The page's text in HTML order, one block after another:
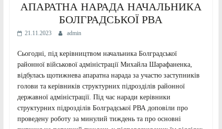
АПАРАТНА НАРАДА НАЧАЛЬНИКА
БОЛГРАДСЬКОЇ РВА
21.11.2023 admin
Сьогодні, під керівництвом начальника Болградської
районної військової адміністрації Михайла Шарафаненка,
відбулась щотижнева апаратна нарада за участю заступників
голови та керівників структурних підрозділів районної
державної адміністрації. Під час наради керівники
структурних підрозділів Болградської РВА доповіли про
проведену роботу за минулий тиждень та про основні